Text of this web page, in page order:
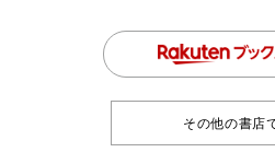
その他の書店